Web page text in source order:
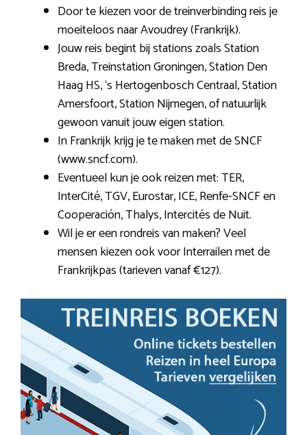
Door te kiezen voor de treinverbinding reis je
moeiteloos naar Avoudrey (Frankrijk).
Jouw reis begint bij stations zoals Station
Breda, Treinstation Groningen, Station Den
Haag HS, ‘s Hertogenbosch Centraal, Station
Amersfoort, Station Nijmegen, of natuurlijk
gewoon vanuit jouw eigen station.
In Frankrijk krijg je te maken met de SNCF
(www.sncf.com).
Eventueel kun je ook reizen met: TER,
InterCité, TGV, Eurostar, ICE, Renfe-SNCF en
Cooperación, Thalys, Intercités de Nuit.
Wil je er een rondreis van maken? Veel
mensen kiezen ook voor Interrailen met de
Frankrijkpas (tarieven vanaf €127).